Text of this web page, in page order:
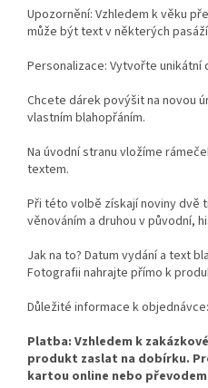
Upozornění: Vzhledem k věku
může být text v některých
Personalizace: Vytvořte unikátní
Chcete dárek povýšit na novou
vlastním blahopřáním.
Na úvodní stranu vložíme
textem.
Při této volbě získají noviny dvě
věnováním a druhou v původní,
Jak na to? Datum vydání a text
Fotografii nahrajte přímo k
Důležité informace k objednávce:
Platba: Vzhledem k
produkt zaslat na dobírku.
kartou online nebo